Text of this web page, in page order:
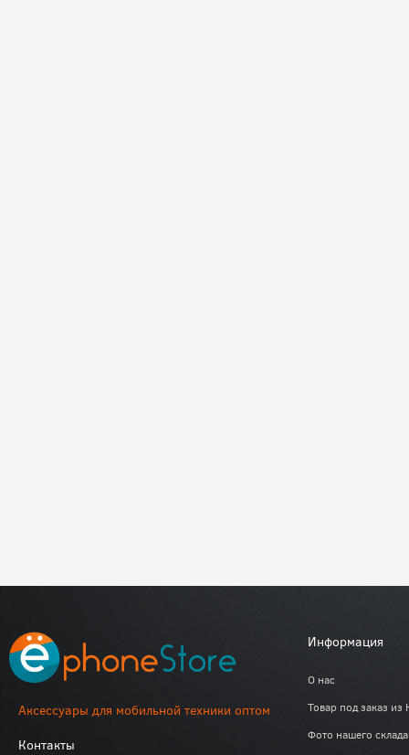
Аксессуары для мобильной техники оптом
Контакты
Информация
О нас
Товар под заказ из
Фото нашего склада